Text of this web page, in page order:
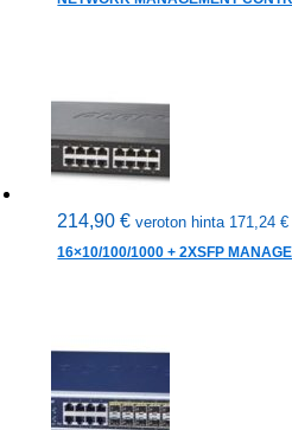
214,90€ veroton hinta 171,24€
16×10/100/1000 + 2XSFP